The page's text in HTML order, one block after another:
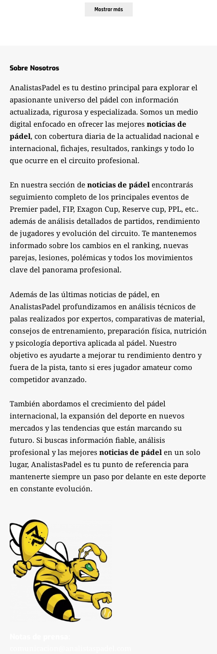
Mostrar más
Sobre Nosotros
AnalistasPadel es tu destino principal para explorar el
apasionante universo del pádel con información
actualizada, rigurosa y especializada. Somos un medio
digital enfocado en ofrecer las mejores noticias de
pádel, con cobertura diaria de la actualidad nacional e
internacional, fichajes, resultados, rankings y todo lo
que ocurre en el circuito profesional.
En nuestra sección de noticias de pádel encontrarás
seguimiento completo de los principales eventos de
Premier padel, FIP, Exagon Cup, Reserve cup, PPL, etc..
además de análisis detallados de partidos, rendimiento
de jugadores y evolución del circuito. Te mantenemos
informado sobre los cambios en el ranking, nuevas
parejas, lesiones, polémicas y todos los movimientos
clave del panorama profesional.
Además de las últimas noticias de pádel, en
AnalistasPadel profundizamos en análisis técnicos de
palas realizados por expertos, comparativas de material,
consejos de entrenamiento, preparación física, nutrición
y psicología deportiva aplicada al pádel. Nuestro
objetivo es ayudarte a mejorar tu rendimiento dentro y
fuera de la pista, tanto si eres jugador amateur como
competidor avanzado.
También abordamos el crecimiento del pádel
internacional, la expansión del deporte en nuevos
mercados y las tendencias que están marcando su
futuro. Si buscas información fiable, análisis
profesional y las mejores noticias de pádel en un solo
lugar, AnalistasPadel es tu punto de referencia para
mantenerte siempre un paso por delante en este deporte
en constante evolución.